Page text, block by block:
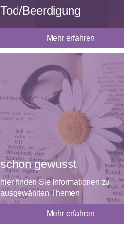
Tod/Beerdigung
Mehr erfahren
schon gewusst
hier finden Sie Informationen zu
ausgewählten Themen
Mehr erfahren